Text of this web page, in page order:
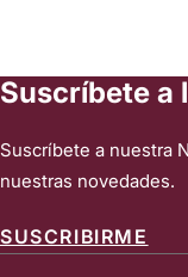
Suscríbete a
Suscríbete a nuestra
nuestras novedades.
SUSCRIBIRME